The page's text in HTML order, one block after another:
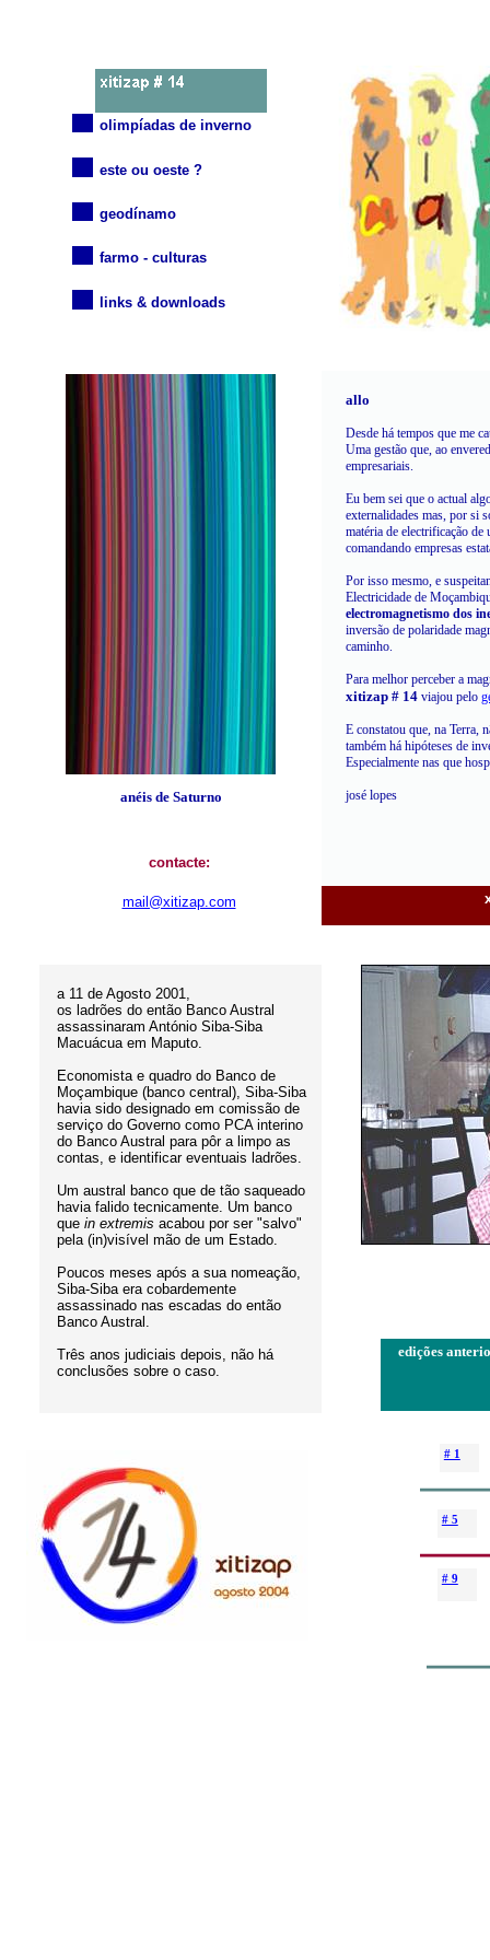
mail@xitizap.com
contacte:
olimpíadas de inverno
este ou oeste ?
geodínamo
farmo - culturas
links & downloads
allo
Desde há tempos que me
Uma gestão que, ao
empresariais.
Eu bem sei que o actual
externalidades mas, por si
matéria de electrificação
comandando empresas
Por isso mesmo, e
Electricidade de
electromagnetismo dos
inversão de polaridade
caminho.
Para melhor perceber a
xitizap # 14 viajou pelo
E constatou que, na Terra,
também há hipóteses de
Especialmente nas que
josé lopes
anéis de Saturno
a 11 de Agosto 2001,
os ladrões do então Banco Austral
assassinaram António Siba-Siba
Macuácua em Maputo.
Economista e quadro do Banco de
Moçambique (banco central), Siba-Siba
havia sido designado em comissão de
serviço do Governo como PCA interino
do Banco Austral para pôr a limpo as
contas, e identificar eventuais ladrões.
Um austral banco que de tão saqueado
havia falido tecnicamente. Um banco
que in extremis acabou por ser "salvo"
pela (in)visível mão de um Estado.
Poucos meses após a sua nomeação,
Siba-Siba era cobardemente
assassinado nas escadas do então
Banco Austral.
Três anos judiciais depois, não há
conclusões sobre o caso.
edições
# 1
# 5
# 9